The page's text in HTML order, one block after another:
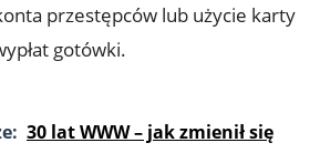
przestępców lub użycie ⁢karty
gotówki.
30 lat WWW – jak zmienił się